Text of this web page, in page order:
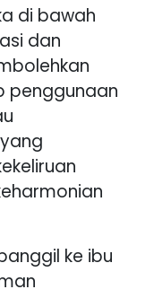
di bawah
dan
penggunaan
ke ibu